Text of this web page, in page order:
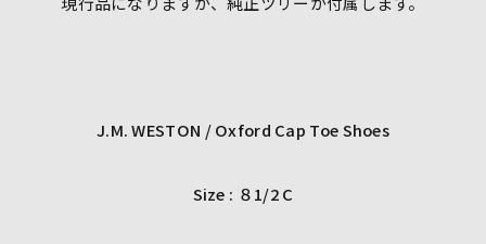
J.M. WESTON / Oxford Cap Toe Shoes
Size : ８1/2 C